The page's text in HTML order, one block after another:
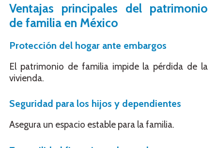
Ventajas principales del patrimonio
de familia en México
Protección del hogar ante embargos
El patrimonio de familia impide la pérdida de la
vivienda.
Seguridad para los hijos y dependientes
Asegura un espacio estable para la familia.